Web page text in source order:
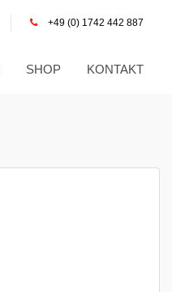
+49 (0) 1742 442 887
SHOP KONTAKT